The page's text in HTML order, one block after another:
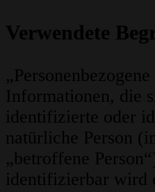
Verwendete
Informationen, die
identifizierte oder
natürliche Person
„betroffene
identifizierbar wird